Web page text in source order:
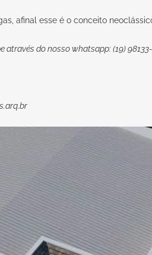
afinal esse é o conceito
através do nosso whatsapp: (19)